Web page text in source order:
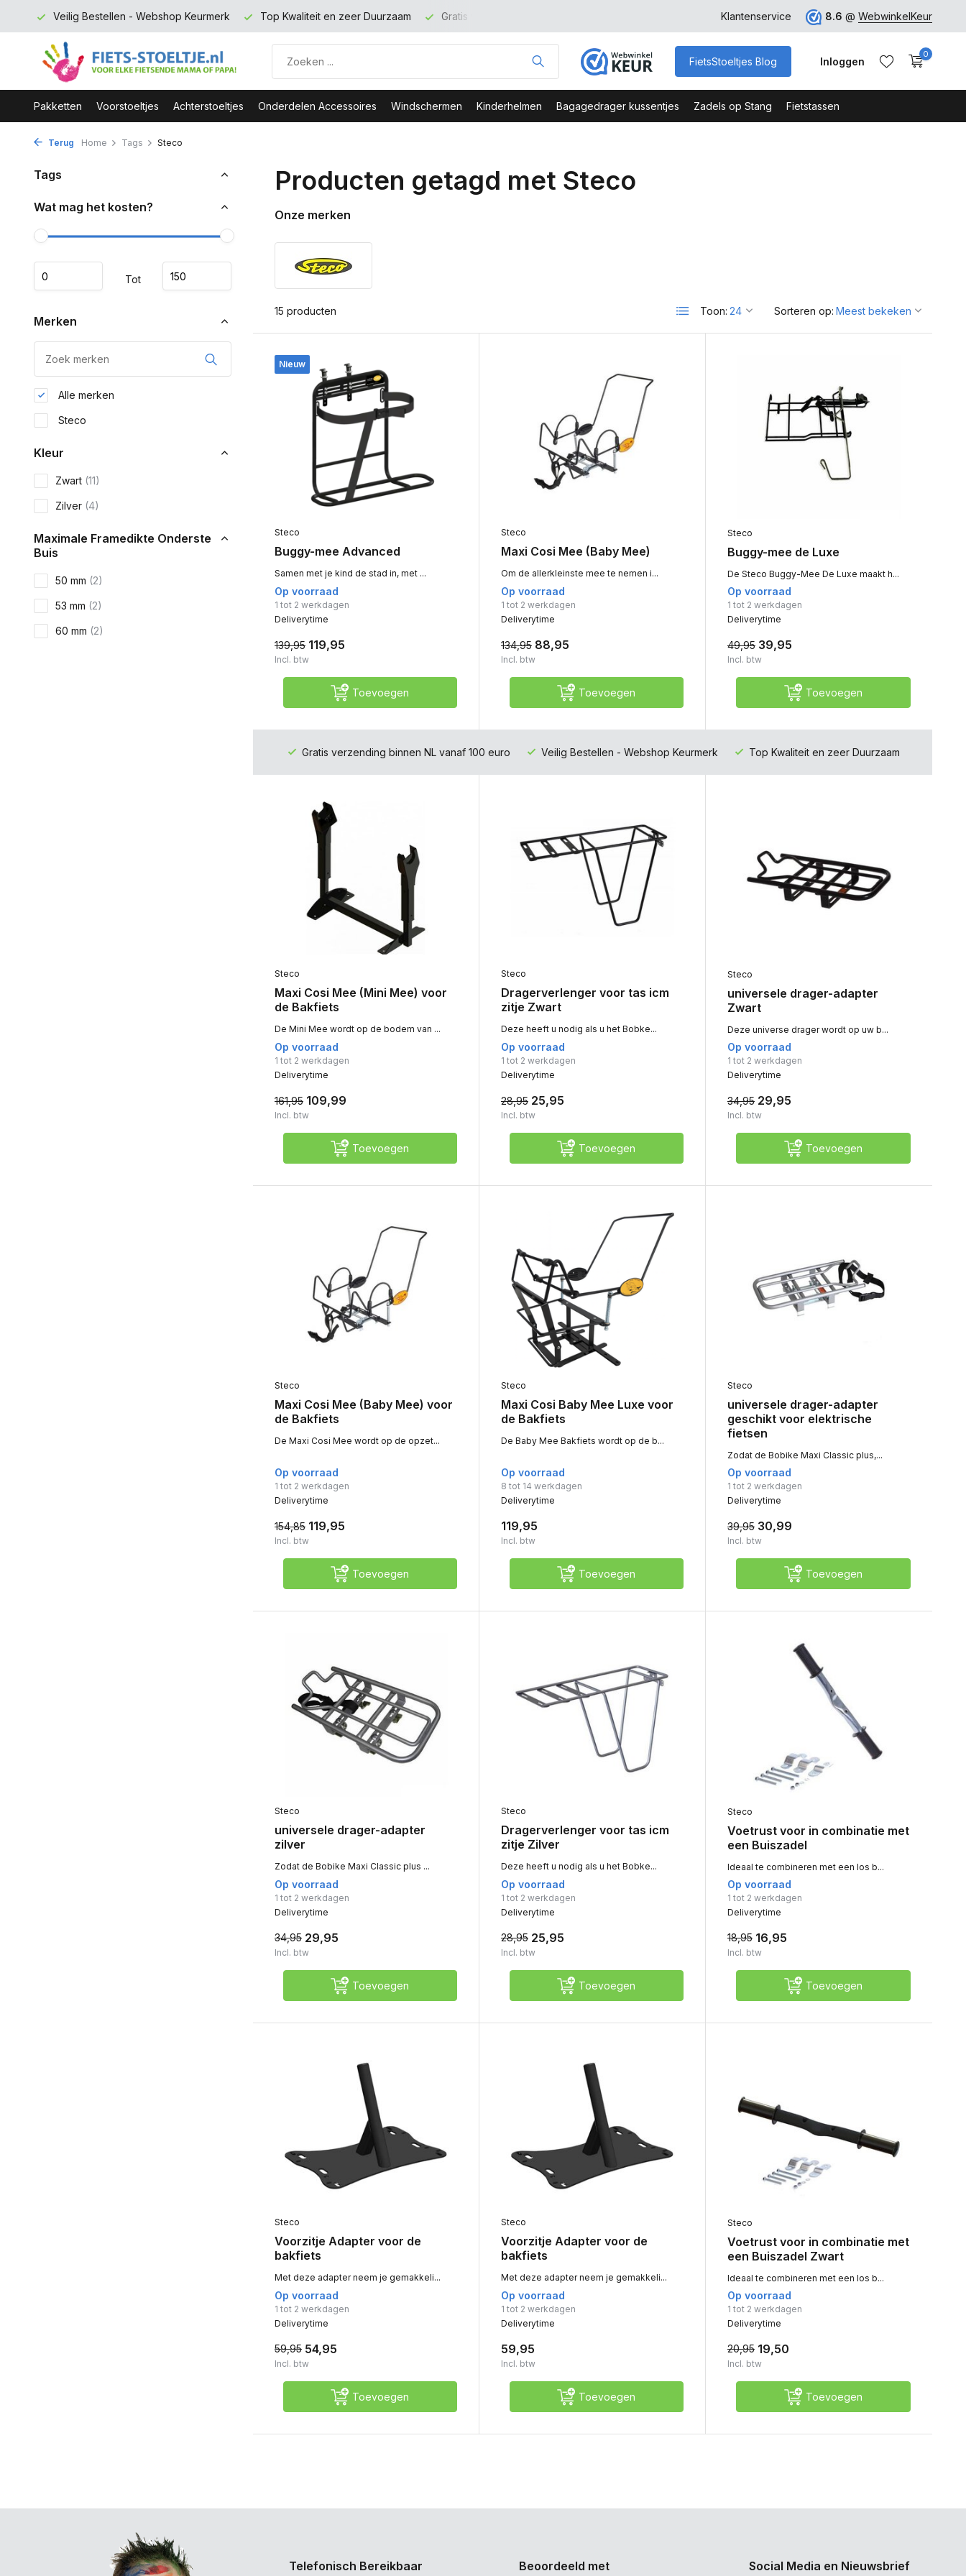
Keurmerk Top Kwaliteit en zeer Duurzaam Gratis verzending binnen NL vanaf 100 euro Klantenservice 8.6 @ WebwinkelKeur
FietsStoeltjes Blog Inloggen
0
Pakketten Voorstoeltjes Achterstoeltjes Onderdelen Accessoires Windschermen Kinderhelmen Bagagedrager kussentjes Zadels op Stang Fietstassen
Terug Home Tags Steco
Tags
Wat mag het kosten?
Tot
Merken
Alle merken
Steco
Kleur
Zwart (11)
Zilver (4)
Maximale Framedikte Onderste
Buis
50 mm (2)
53 mm (2)
60 mm (2)
Producten getagd met Steco
Onze merken
15 producten Toon: Sorteren op:
Nieuw
Steco
Buggy-mee Advanced
Samen met je kind de stad in, met ...
Op voorraad
1 tot 2 werkdagen
Deliverytime
139,95 119,95
Incl. btw
Toevoegen
Steco
Maxi Cosi Mee (Baby Mee)
Om de allerkleinste mee te nemen i...
Op voorraad
1 tot 2 werkdagen
Deliverytime
134,95 88,95
Incl. btw
Toevoegen
Steco
Buggy-mee de Luxe
De Steco Buggy-Mee De Luxe maakt h...
Op voorraad
1 tot 2 werkdagen
Deliverytime
49,95 39,95
Incl. btw
Toevoegen
Gratis verzending binnen NL vanaf 100 euro Veilig Bestellen - Webshop Keurmerk Top Kwaliteit en zeer Duurzaam
Steco
Maxi Cosi Mee (Mini Mee) voor
de Bakfiets
De Mini Mee wordt op de bodem van ...
Op voorraad
1 tot 2 werkdagen
Deliverytime
161,95 109,99
Incl. btw
Toevoegen
Steco
Dragerverlenger voor tas icm
zitje Zwart
Deze heeft u nodig als u het Bobke...
Op voorraad
1 tot 2 werkdagen
Deliverytime
28,95 25,95
Incl. btw
Toevoegen
Steco
universele drager-adapter
Zwart
Deze universe drager wordt op uw b...
Op voorraad
1 tot 2 werkdagen
Deliverytime
34,95 29,95
Incl. btw
Toevoegen
Steco
Maxi Cosi Mee (Baby Mee) voor
de Bakfiets
De Maxi Cosi Mee wordt op de opzet...
Op voorraad
1 tot 2 werkdagen
Deliverytime
154,85 119,95
Incl. btw
Toevoegen
Steco
Maxi Cosi Baby Mee Luxe voor
de Bakfiets
De Baby Mee Bakfiets wordt op de b...
Op voorraad
8 tot 14 werkdagen
Deliverytime
119,95
Incl. btw
Toevoegen
Steco
universele drager-adapter
geschikt voor elektrische
fietsen
Zodat de Bobike Maxi Classic plus,...
Op voorraad
1 tot 2 werkdagen
Deliverytime
39,95 30,99
Incl. btw
Toevoegen
Steco
universele drager-adapter
zilver
Zodat de Bobike Maxi Classic plus ...
Op voorraad
1 tot 2 werkdagen
Deliverytime
34,95 29,95
Incl. btw
Toevoegen
Steco
Dragerverlenger voor tas icm
zitje Zilver
Deze heeft u nodig als u het Bobke...
Op voorraad
1 tot 2 werkdagen
Deliverytime
28,95 25,95
Incl. btw
Toevoegen
Steco
Voetrust voor in combinatie met
een Buiszadel
Ideaal te combineren met een los b...
Op voorraad
1 tot 2 werkdagen
Deliverytime
18,95 16,95
Incl. btw
Toevoegen
Steco
Voorzitje Adapter voor de
bakfiets
Met deze adapter neem je gemakkeli...
Op voorraad
1 tot 2 werkdagen
Deliverytime
59,95 54,95
Incl. btw
Toevoegen
Steco
Voorzitje Adapter voor de
bakfiets
Met deze adapter neem je gemakkeli...
Op voorraad
1 tot 2 werkdagen
Deliverytime
59,95
Incl. btw
Toevoegen
Steco
Voetrust voor in combinatie met
een Buiszadel Zwart
Ideaal te combineren met een los b...
Op voorraad
1 tot 2 werkdagen
Deliverytime
20,95 19,50
Incl. btw
Toevoegen
Telefonisch Bereikbaar
Beoordeeld met Social Media en Nieuwsbrief